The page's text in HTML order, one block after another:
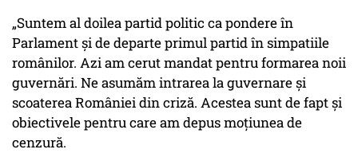
„Suntem al doilea partid politic ca pondere în
Parlament și de departe primul partid în simpatiile
românilor. Azi am cerut mandat pentru formarea noii
guvernări. Ne asumăm intrarea la guvernare și
scoaterea României din criză. Acestea sunt de fapt și
obiectivele pentru care am depus moțiunea de
cenzură.